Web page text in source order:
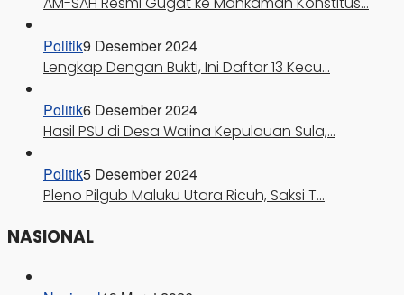
Politik9 Desember 2024
Lengkap Dengan Bukti, Ini Daftar 13 Kecu…
Politik6 Desember 2024
Hasil PSU di Desa Waiina Kepulauan Sula,…
Politik5 Desember 2024
Pleno Pilgub Maluku Utara Ricuh, Saksi T…
NASIONAL